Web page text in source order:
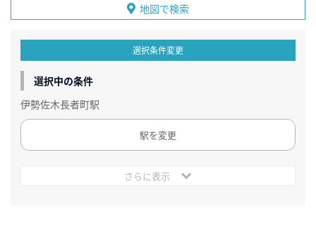
地図で検索
選択条件変更
選択中の条件
伊勢佐木長者町駅
駅を変更
さらに表示